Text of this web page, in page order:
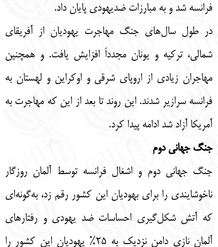
فرانسه شد و به مبارزات ضدیهودی پایان داد.
در طول سال‌های جنگ مهاجرت یهودیان از آفریقای
شمالی، ترکیه و یونان مجدداً افزایش یافت. و همچنین
مهاجران زیادی از اروپای شرقی و اوکراین و لهستان به
فرانسه سرازیر شدند. این روند تا بعد از این که مهاجرت به
آمریکا آزاد شد ادامه پیدا کرد.
جنگ جهانی دوم
جنگ جهانی دوم و اشغال فرانسه توسط آلمان روزگار
ناخوشایندی را برای بهودیان این کشور رقم زد، به‌گونه‌ای
که آتش شکل‌گیری احساسات ضد یهودی و رفتارهای
آلمان نازی دامن نزدیک به 25% یهودیان این کشور را